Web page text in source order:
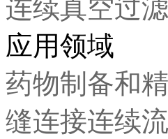
连续真空过
应用领域
药物制备和
缝连接连续